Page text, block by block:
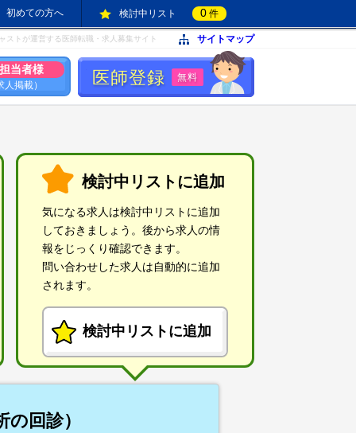
初めての方へ 検討中リスト 0 件
ストが運営する医師転職・求人募集サイト サイトマップ
当者様
掲載） 医師登録 無料
検討中リストに追加
気になる求人は検討中リストに追加
しておきましょう。後から求人の情
報をじっくり確認できます。
問い合わせした求人は自動的に追加
されます。
検討中リストに追加
回診）